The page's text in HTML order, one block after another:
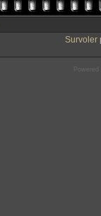
Survoler